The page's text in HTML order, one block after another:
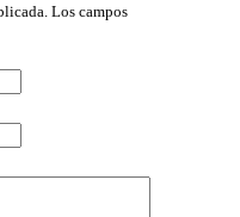
Los campos